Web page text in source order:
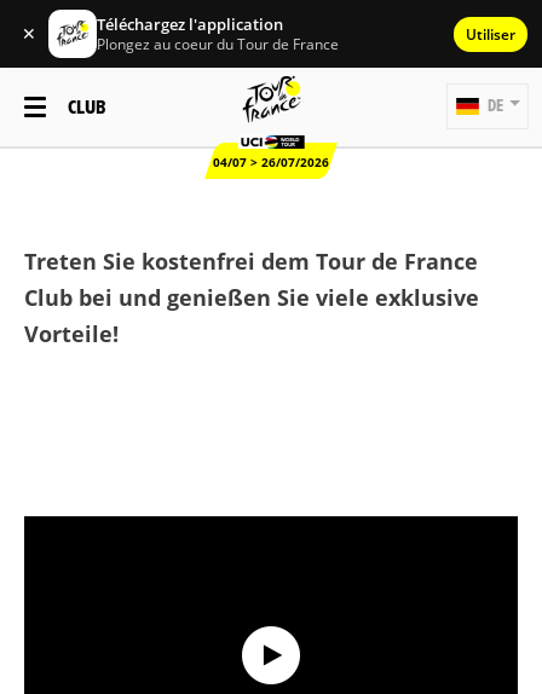
✕ Téléchargez l'application
Plongez au coeur du Tour de France Utiliser
CLUB
04/07 > 26/07/2026
DE
Treten Sie kostenfrei dem Tour de France
Club bei und genießen Sie viele exklusive
Vorteile!